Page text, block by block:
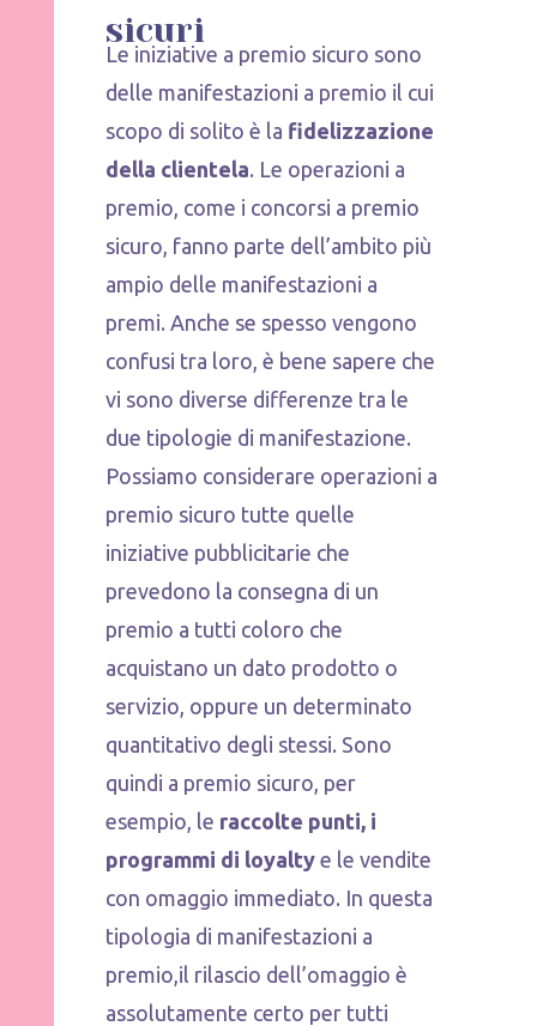
sicuri
Le iniziative a premio sicuro sono
delle manifestazioni a premio il cui
scopo di solito è la fidelizzazione
della clientela. Le operazioni a
premio, come i concorsi a premio
sicuro, fanno parte dell’ambito più
ampio delle manifestazioni a
premi. Anche se spesso vengono
confusi tra loro, è bene sapere che
vi sono diverse differenze tra le
due tipologie di manifestazione.
Possiamo considerare operazioni a
premio sicuro tutte quelle
iniziative pubblicitarie che
prevedono la consegna di un
premio a tutti coloro che
acquistano un dato prodotto o
servizio, oppure un determinato
quantitativo degli stessi. Sono
quindi a premio sicuro, per
esempio, le raccolte punti, i
programmi di loyalty e le vendite
con omaggio immediato. In questa
tipologia di manifestazioni a
premio,il rilascio dell’omaggio è
assolutamente certo per tutti